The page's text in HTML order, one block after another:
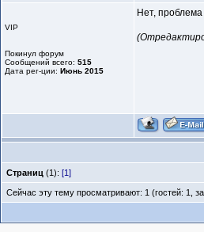
VIP
Покинул форум
Сообщений всего: 515
Дата рег-ции: Июнь 2015
Нет,
Страниц (1): [1]
Сейчас эту тему просматривают: 1 (гостей: 1,